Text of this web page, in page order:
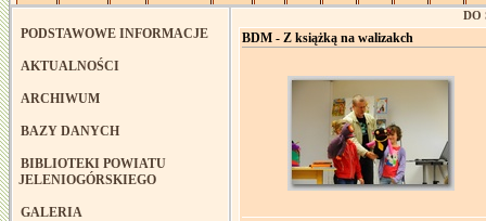
PODSTAWOWE INFORMACJE
AKTUALNOŚCI
ARCHIWUM
BAZY DANYCH
BIBLIOTEKI POWIATU
JELENIOGÓRSKIEGO
GALERIA
DO
BDM - Z książką na walizakch